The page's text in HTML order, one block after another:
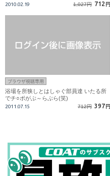
2010.02.19 1,027円 712 円
ブラウザ視聴専用
浴場を所狭しとはしゃぐ部員達 いたる所
でチ○ポがぶ～らぶら(笑)
2011.07.15 712円 397 円